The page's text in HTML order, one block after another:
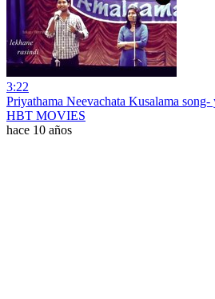
3:22
Priyathama Neevachata Kusalama
HBT MOVIES
hace 10 años